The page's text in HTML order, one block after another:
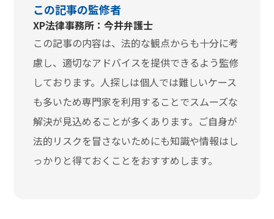
この記事の監修者
XP法律事務所：今井弁護士
この記事の内容は、法的な観点からも十分に考
慮し、適切なアドバイスを提供できるよう監修
しております。人探しは個人では難しいケース
も多いため専門家を利用することでスムーズな
解決が見込めることが多くあります。ご自身が
法的リスクを冒さないためにも知識や情報はし
っかりと得ておくことをおすすめします。